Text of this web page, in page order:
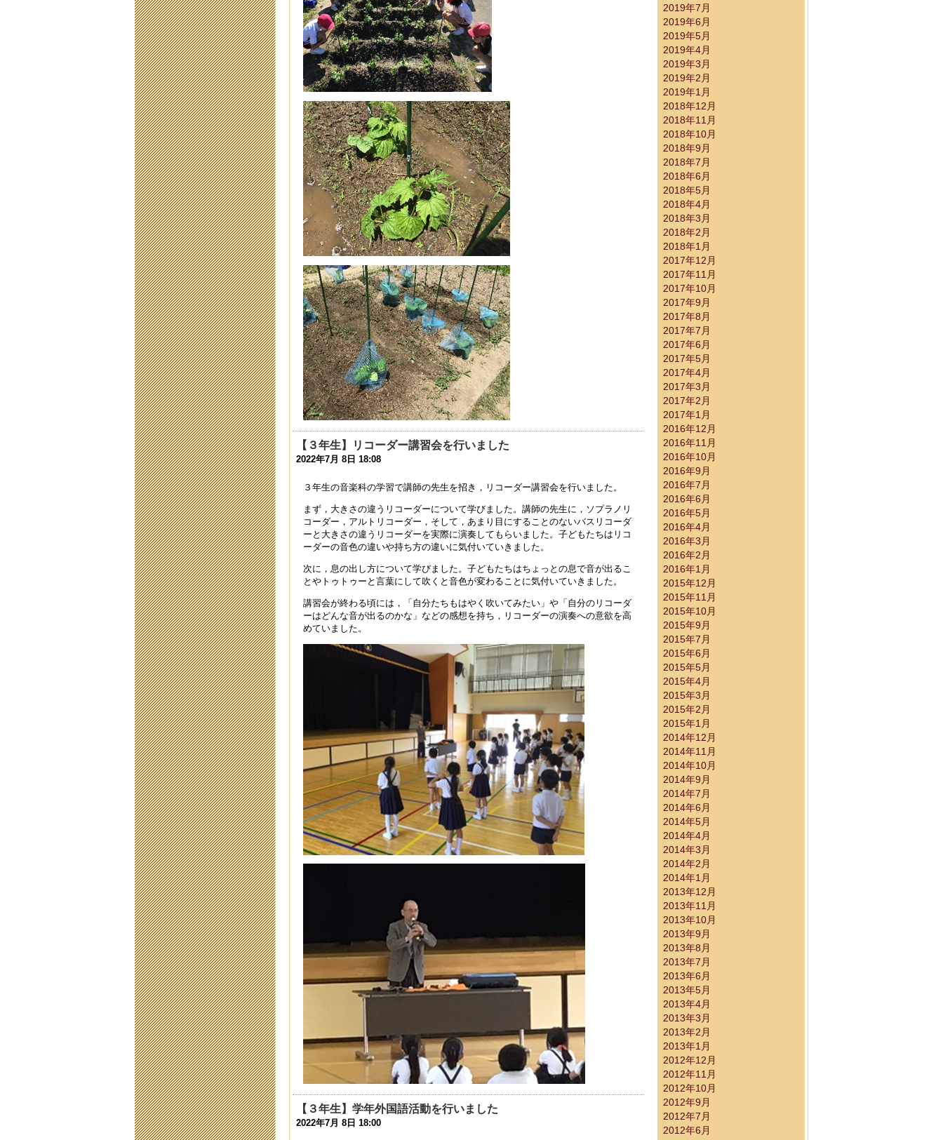
津市e-Learningポータルについて
2020年7月27日 19:07
令和３年度新入児募集要項の掲載
2020年7月 3日 17:01
臨時休校による年間指導計画の修正について
2020年6月 3日 17:17
「緊急事態宣言」解除に伴う教育活動の再開について
2020年5月14日 18:00
スクールカウンセラーより保護者の皆様へ
2020年5月11日 11:22
臨時休校中の子どもの緊急受入れについて
2020年5月 1日 09:58
臨時休校期間の延長について
2020年4月28日 14:55
臨時休校期間中の登校日等の取り止めについて
2020年4月17日 16:09
新型コロナウイルス感染症拡大防止のための臨時休校等について
2020年4月13日 18:06
本校における新型コロナウイルス感染症拡大防止対策等について
2020年4月 3日 17:47
令和２年度入学式についての連絡
2020年3月19日 16:46
2020年3月12日 07:21
新型コロナウィルス感染症に関する休校についての連絡
2020年3月 6日 15:59
【公開研究会】２月８日（土）授業公開一部中止のお知らせ（実施済み）
2020年2月 5日 10:38
2020年2月8日（土）に公開研究会を開催します。（実施済み）
2019年11月12日 19:02
令和二年度新入児の出願期間は１０月３１日（木）まで
2019年10月15日 17:21
令和二年度新入児の願書交付は10月3日まで
令和二年度新入児募集要項の掲載
2019年6月28日 07:44
2019年2月9日に公開研究会を開催します。（実施済み）
2018年11月12日 15:55
【追記】【公開研究会】２月３日（土）授業公開一部中止のお知らせ（実施済み）
2018年2月 2日 11:04
【公開研究会】２月３日（土）授業公開一部中止のお知らせ（実施済み）
2018年2月3日(土)に公開研究会を開催します。（実施済み）
明日は公開研究会です(実施済み)
2017年2月 3日 15:40
給食視察
2017年2月 2日 17:47
平成２８年度国際教育推進プランに係るパンゲア活動開催要項について
2016年5月12日 10:23
はぐくみ新聞 １６７号発行
2016年3月 8日 15:47
親子DAYキャンプのお知らせ
2016年1月14日 14:02
【３年生】リコーダー講習会を行いました
2022年7月 8日 18:08
３年生の音楽科の学習で講師の先生を招き，リコーダー講習会を行いました。
まず，大きさの違うリコーダーについて学びました。講師の先生に，ソプラノリ
コーダー，アルトリコーダー，そして，あまり目にすることのないバスリコーダ
ーと大きさの違うリコーダーを実際に演奏してもらいました。子どもたちはリコ
ーダーの音色の違いや持ち方の違いに気付いていきました。
次に，息の出し方について学びました。子どもたちはちょっとの息で音が出るこ
とやトゥトゥーと言葉にして吹くと音色が変わることに気付いていきました。
講習会が終わる頃には，「自分たちもはやく吹いてみたい」や「自分のリコーダ
ーはどんな音が出るのかな」などの感想を持ち，リコーダーの演奏への意欲を高
めていました。
【３年生】学年外国語活動を行いました
2022年7月 8日 18:00
2019年7月
2019年6月
2019年5月
2019年4月
2019年3月
2019年2月
2019年1月
2018年12月
2018年11月
2018年10月
2018年9月
2018年7月
2018年6月
2018年5月
2018年4月
2018年3月
2018年2月
2018年1月
2017年12月
2017年11月
2017年10月
2017年9月
2017年8月
2017年7月
2017年6月
2017年5月
2017年4月
2017年3月
2017年2月
2017年1月
2016年12月
2016年11月
2016年10月
2016年9月
2016年7月
2016年6月
2016年5月
2016年4月
2016年3月
2016年2月
2016年1月
2015年12月
2015年11月
2015年10月
2015年9月
2015年7月
2015年6月
2015年5月
2015年4月
2015年3月
2015年2月
2015年1月
2014年12月
2014年11月
2014年10月
2014年9月
2014年7月
2014年6月
2014年5月
2014年4月
2014年3月
2014年2月
2014年1月
2013年12月
2013年11月
2013年10月
2013年9月
2013年8月
2013年7月
2013年6月
2013年5月
2013年4月
2013年3月
2013年2月
2013年1月
2012年12月
2012年11月
2012年10月
2012年9月
2012年7月
2012年6月